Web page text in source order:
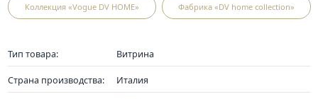
Фабрика «DV home collection»
Коллекция «Vogue DV HOME»
Тип товара: Витрина
Страна производства: Италия